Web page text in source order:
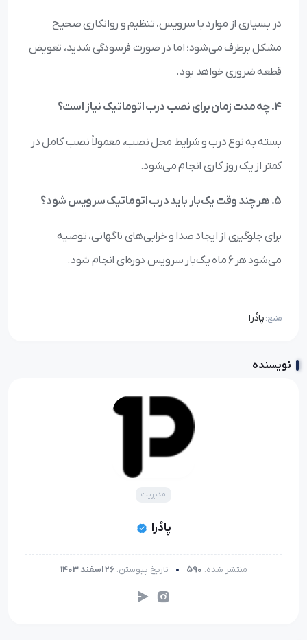
در بسیاری از موارد با سرویس، تنظیم و روانکاری صحیح
مشکل برطرف می‌شود؛ اما در صورت فرسودگی شدید، تعویض
قطعه ضروری خواهد بود.
4. چه مدت زمان برای نصب درب اتوماتیک نیاز است؟
بسته به نوع درب و شرایط محل نصب، معمولاً نصب کامل در
کمتر از یک روز کاری انجام می‌شود.
5. هر چند وقت یک‌بار باید درب اتوماتیک سرویس شود؟
برای جلوگیری از ایجاد صدا و خرابی‌های ناگهانی، توصیه
می‌شود هر ۶ ماه یک‌بار سرویس دوره‌ای انجام شود.
منبع:پادُرا
نویسنده
مدیریت
پادُرا
منتشر شده: 590 تاریخ پیوستن: 26 اسفند 1403